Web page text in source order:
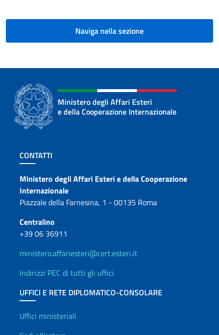
Naviga nella sezione
Ministero degli Affari Esteri
e della Cooperazione Internazionale
Sezione footer
CONTATTI
Contatti
Ministero degli Affari Esteri e della Cooperazione
Internazionale
Piazzale della Farnesina, 1 - 00135 Roma
Centralino
+39 06 36911
ministero.affariesteri@cert.esteri.it
Indirizzi PEC di tutti gli uffici
UFFICI E RETE DIPLOMATICO-CONSOLARE
Uffici e Rete diplomatica
Uffici ministeriali